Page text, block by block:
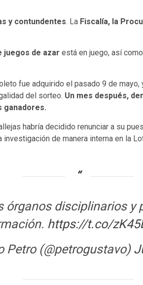
y contundentes. La Fiscalía, la
juegos de azar está en juego, así
fue adquirido el pasado 9 de mayo,
del sorteo. Un mes después,
ganadores.
habría decidido renunciar a su
investigación de manera interna en la
órganos disciplinarios y
https://t.co/
Petro (@petrogustavo)